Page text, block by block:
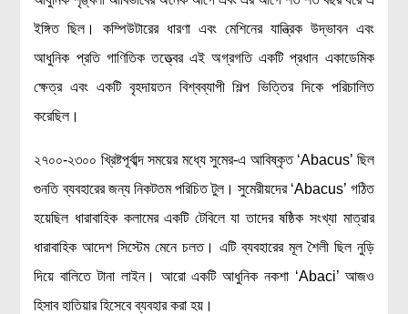
প্রায়োগিক বিজ্ঞান
পরিবেশ বিজ্ঞান
প্রকৃতি
প্রাকৃতিক দুর্যোগ
জলবায়ু পরিবর্তন
পরিবেশ দূষণ
কম্পিউটার সায়েন্স
ইলেকট্রিক্যাল ইঞ্জিনিয়ারিং
ইঙ্গিত ছিল। কম্পিউটারের ধারণা এবং মেশিনের যান্ত্রিক উদ্ভাবন এবং
আধুনিক প্রতি গাণিতিক তত্ত্বের এই অগ্রগতি একটি প্রধান একাডেমিক
ক্ষেত্র এবং একটি বৃহদায়তন বিশ্বব্যাপী শিল্প ভিত্তির দিকে পরিচালিত
করেছিল।
২৭০০-২৩০০ খ্রিষ্টপূর্বাব্দ সময়ের মধ্যে সুমের-এ আবিষ্কৃত ‘Abacus’ ছিল
গুনতি ব্যবহারের জন্য নিকটতম পরিচিত টুল। সুমেরীয়দের ‘Abacus’ গঠিত
হয়েছিল ধারাবাহিক কলামের একটি টেবিলে যা তাদের ষষ্ঠিক সংখ্যা মাত্রার
ধারাবাহিক আদেশ সিস্টেম মেনে চলত। এটি ব্যবহারের মূল শৈলী ছিল নুড়ি
দিয়ে বালিতে টানা লাইন। আরো একটি আধুনিক নকশা ‘Abaci’ আজও
হিসাব হাতিয়ার হিসেবে ব্যবহার করা হয়।